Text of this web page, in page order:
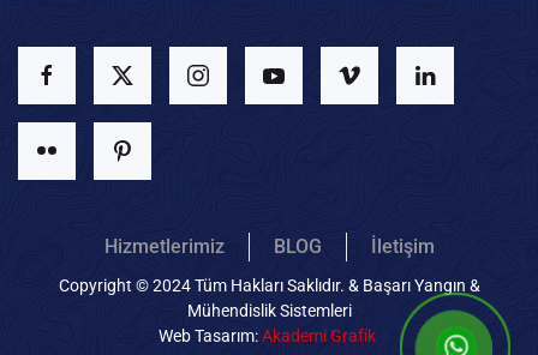
Hizmetlerimiz BLOG İletişim
Copyright © 2024 Tüm Hakları Saklıdır. & Başarı Yangın &
Mühendislik Sistemleri
Web Tasarım:Akademi Grafik